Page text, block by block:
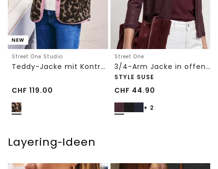
NEW
Street One Studio
Teddy-Jacke mit Kontrastdetail
CHF 119.00
Street One
3/4-Arm Jacke in offener Passform
STYLE SUSE
CHF 44.90
+ 2
Layering‑Ideen